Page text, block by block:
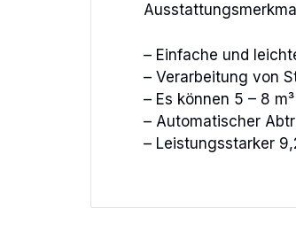
– Einfache und
– Verarbeitung von
– Es können 5 – 8
– Automatischer
– Leistungsstarker